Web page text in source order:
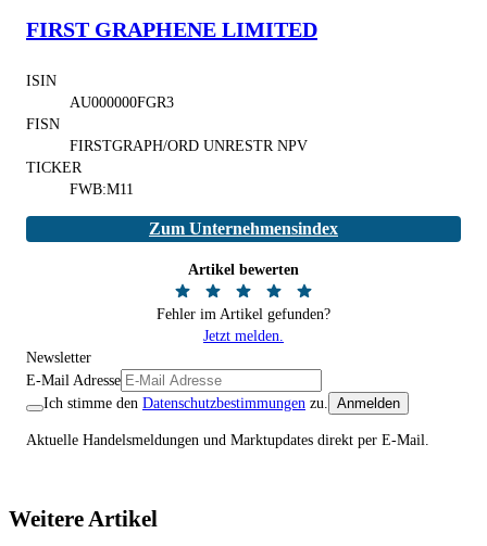
FIRST GRAPHENE LIMITED
ISIN
AU000000FGR3
FISN
FIRSTGRAPH/ORD UNRESTR NPV
TICKER
FWB:M11
Zum Unternehmensindex
Artikel bewerten
Fehler im Artikel gefunden?
Jetzt melden.
Newsletter
E-Mail Adresse
Ich stimme den Datenschutzbestimmungen zu. Anmelden
Aktuelle Handelsmeldungen und Marktupdates direkt per E-Mail.
Weitere Artikel